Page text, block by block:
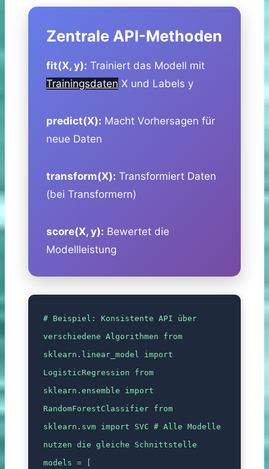
Zentrale API-Methoden
fit(X, y): Trainiert das Modell mit
Trainingsdaten X und Labels y
predict(X): Macht Vorhersagen für
neue Daten
transform(X): Transformiert Daten
(bei Transformern)
score(X, y): Bewertet die
Modellleistung
# Beispiel: Konsistente API über
verschiedene Algorithmen from
sklearn.linear_model import
LogisticRegression from
sklearn.ensemble import
RandomForestClassifier from
sklearn.svm import SVC # Alle Modelle
nutzen die gleiche Schnittstelle
models = [